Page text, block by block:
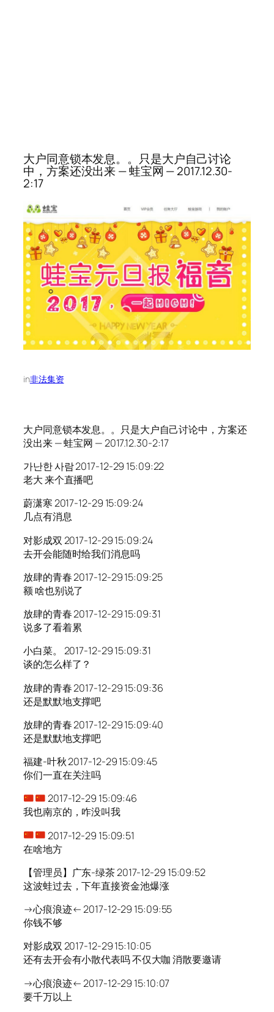
大户同意锁本发息。。只是大户自己讨论
中，方案还没出来 — 蛙宝网 — 2017.12.30-
2:17
in非法集资
大户同意锁本发息。。只是大户自己讨论中，方案还
没出来 — 蛙宝网 — 2017.12.30-2:17
가난한 사람 2017-12-29 15:09:22
老大 来个直播吧
蔚潇寒 2017-12-29 15:09:24
几点有消息
对影成双 2017-12-29 15:09:24
去开会能随时给我们消息吗
放肆的青春 2017-12-29 15:09:25
额 啥也别说了
放肆的青春 2017-12-29 15:09:31
说多了看着累
小白菜。 2017-12-29 15:09:31
谈的怎么样了？
放肆的青春 2017-12-29 15:09:36
还是默默地支撑吧
放肆的青春 2017-12-29 15:09:40
还是默默地支撑吧
福建-叶秋 2017-12-29 15:09:45
你们一直在关注吗
2017-12-29 15:09:46
我也南京的，咋没叫我
2017-12-29 15:09:51
在啥地方
【管理员】广东-绿茶 2017-12-29 15:09:52
这波蛙过去，下年直接资金池爆涨
→心痕浪迹← 2017-12-29 15:09:55
你钱不够
对影成双 2017-12-29 15:10:05
还有去开会有小散代表吗 不仅大咖 消散要邀请
→心痕浪迹← 2017-12-29 15:10:07
要千万以上